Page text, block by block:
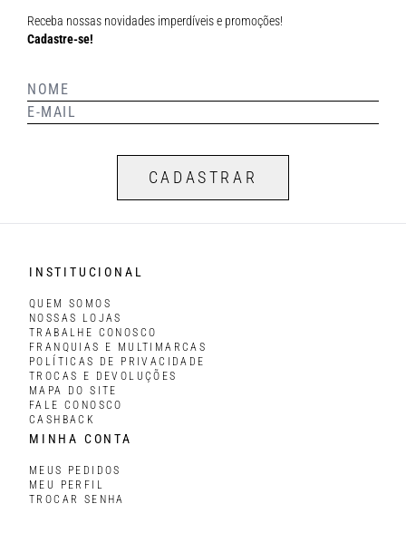
Receba nossas novidades imperdíveis e promoções!
Cadastre-se!
CADASTRAR
INSTITUCIONAL
QUEM SOMOS
NOSSAS LOJAS
TRABALHE CONOSCO
FRANQUIAS E MULTIMARCAS
POLÍTICAS DE PRIVACIDADE
TROCAS E DEVOLUÇÕES
MAPA DO SITE
FALE CONOSCO
CASHBACK
MINHA CONTA
MEUS PEDIDOS
MEU PERFIL
TROCAR SENHA